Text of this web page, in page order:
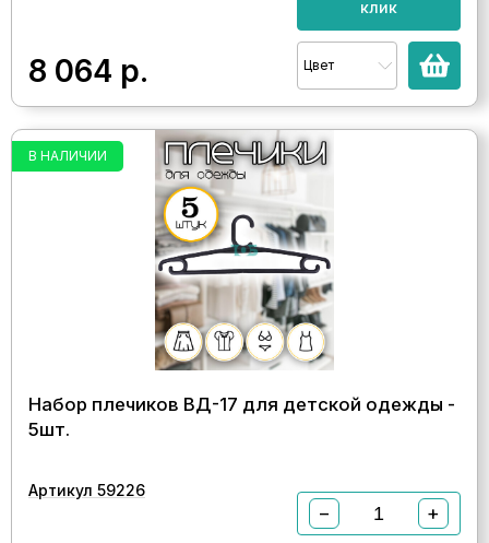
8 064 р.
клик
Цвет
В НАЛИЧИИ
Набор плечиков ВД-17 для детской одежды -
5шт.
Артикул 59226
− +